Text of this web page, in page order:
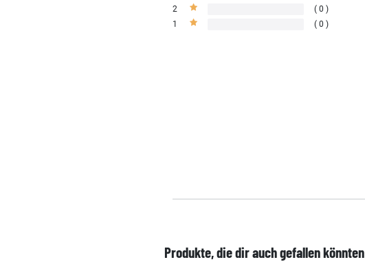
2
0
1
0
Produkte, die dir auch gefallen könnten